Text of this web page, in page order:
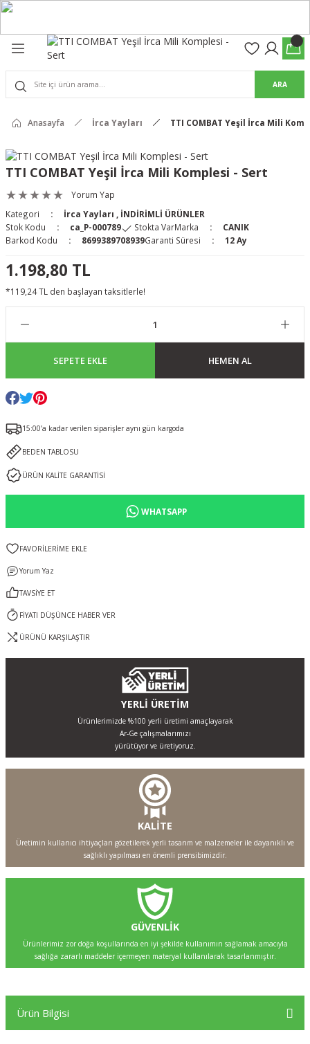
Pro Pantolon
Pantolon
& Kalkanlar
Well) ve Arka Kabzalar
ARA
Anasayfa İrca Yayları TTI COMBAT Yeşil İrca Mili
TTI COMBAT Yeşil İrca Mili Komplesi - Sert
Yorum Yap
Kategori
İrca Yayları
İNDİRİMLİ ÜRÜNLER
Stok Kodu
ca_P-000789 Stokta VarMarka
CANIK
Barkod Kodu
8699389708939Garanti Süresi 12 Ay
1.198,80 TL
*119,24 TL den başlayan taksitlerle!
SEPETE EKLE HEMEN AL
15:00’a kadar verilen siparişler aynı gün kargoda
BEDEN TABLOSU
ÜRÜN KALİTE GARANTİSİ
WHATSAPP
Yorum Yaz
TAVSİYE ET
FİYATI DÜŞÜNCE HABER VER
ÜRÜNÜ KARŞILAŞTIR
YERLİ ÜRETİM
Ürünlerimizde %100 yerli üretimi amaçlayarak
Ar-Ge çalışmalarımızı
yürütüyor ve üretiyoruz.
KALİTE
Üretimin kullanıcı ihtiyaçları gözetilerek yerli tasarım ve malzemeler ile dayanıklı ve
sağlıklı yapılması en önemli prensibimizdir.
GÜVENLİK
Ürünlerimiz zor doğa koşullarında en iyi şekilde kullanımın sağlamak amacıyla
sağlığa zararlı maddeler içermeyen materyal kullanılarak tasarlanmıştır.
Ürün Bilgisi